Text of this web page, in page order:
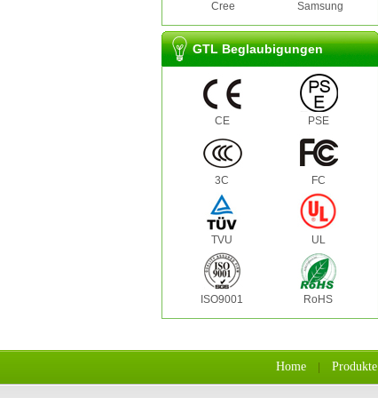
Cree Samsung
GTL Beglaubigungen
CE PSE
3C FC
TVU UL
ISO9001 RoHS
Home Produkte